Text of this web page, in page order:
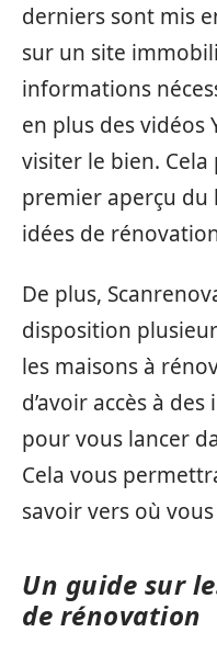
derniers sont mis
sur un site
informations
en plus des vidéos
visiter le bien. Cela
premier aperçu du
idées de
De plus,
disposition
les maisons à
d’avoir accès à
pour vous lancer
Cela vous
savoir vers où
Un guide sur
de rénovation